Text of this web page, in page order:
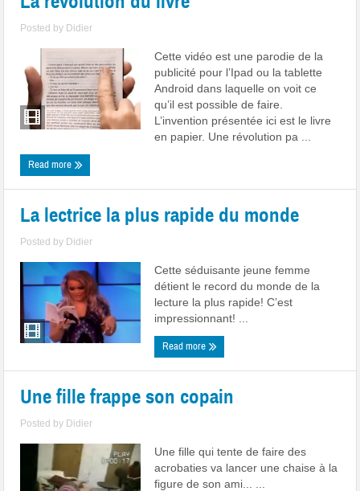
Posted by Didier
Cette vidéo est une parodie de la
publicité pour l’Ipad ou la tablette
Android dans laquelle on voit ce
qu’il est possible de faire.
L’invention présentée ici est le livre
en papier. Une révolution pa ...
Read more
La lectrice la plus rapide du monde
Posted by Didier
Cette séduisante jeune femme
détient le record du monde de la
lecture la plus rapide! C’est
impressionnant! ...
Read more
Une fille frappe son copain
Posted by Didier
Une fille qui tente de faire des
acrobaties va lancer une chaise à la
figure de son ami... ...